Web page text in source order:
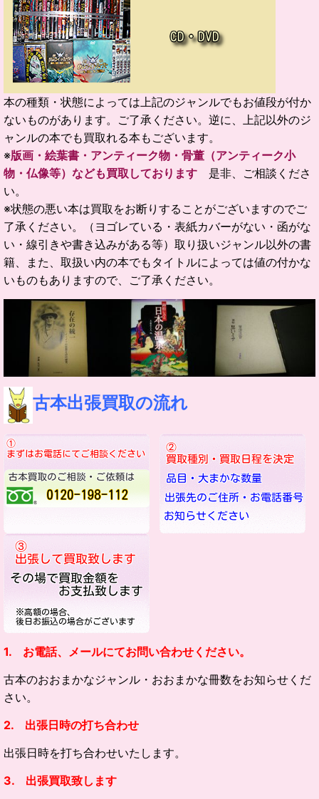
本の種類・状態によっては上記のジャンルでもお値段が付か
ないものがあります。ご了承ください。逆に、上記以外のジ
ャンルの本でも買取れる本もございます。
※版画・絵葉書・アンティーク物・骨董（アンティーク小
物・仏像等）なども買取しております 是非、ご相談くださ
い。
※状態の悪い本は買取をお断りすることがございますのでご
了承ください。（ヨゴレている・表紙カバーがない・函がな
い・線引きや書き込みがある等）取り扱いジャンル以外の書
籍、また、取扱い内の本でもタイトルによっては値の付かな
いものもありますので、ご了承ください。
古本出張買取の流れ
1. お電話、メールにてお問い合わせください。
古本のおおまかなジャンル・ おおまかな冊数をお知らせくだ
さい。
2. 出張日時の打ち合わせ
出張日時を打ち合わせいたします。
3. 出張買取致します